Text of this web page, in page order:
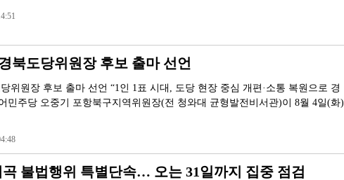
북도당위원장 후보 출마 선언
위원장 후보 출마 선언 “1인 1표 시대, 도당 현장 중심 개편·소통 복원으로 경
민주당 오중기 포항북구지역위원장(전 청와대 균형발전비서관)이 8월 4일(화)
곡 불법행위 특별단속… 오는 31일까지 집중 점검